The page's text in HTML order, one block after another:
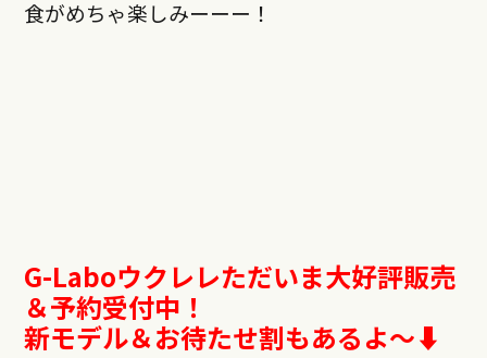
食がめちゃ楽しみーーー！
G-Laboウクレレただいま大好評販売
＆予約受付中！
新モデル＆お待たせ割もあるよ〜⬇︎